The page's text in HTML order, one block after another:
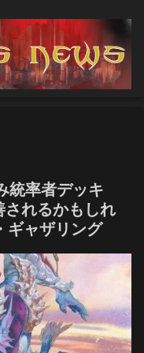
統率者デッキ
されるかもしれ
ギャザリング